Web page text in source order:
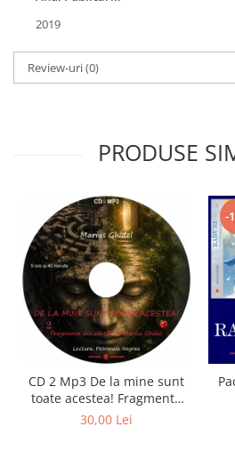
2019
Review-uri(0)
PRODUSE
CD 2 Mp3 De la mine sunt
toate acestea! Fragmente
din cărțile lui Marius Ghidel
30,00 Lei
-